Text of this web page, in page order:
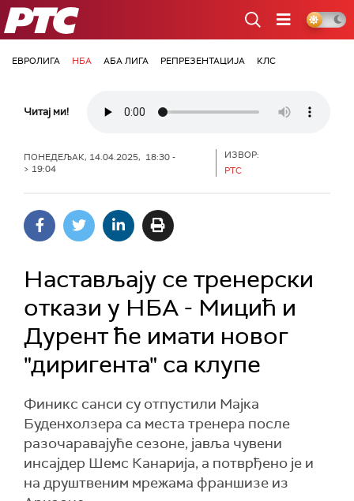
РТС
ЕВРОЛИГА НБА АБА ЛИГА РЕПРЕЗЕНТАЦИЈА КЛС
Читај ми!
ПОНЕДЕЉАК, 14.04.2025, 18:30 -
> 19:04
ИЗВОР:
РТС
Настављају се тренерски
откази у НБА - Мицић и
Дурент ће имати новог
"диригента" са клупе
Финикс санси су отпустили Мајка
Буденхолзера са места тренера пoсле
разочаравајуће сезоне, јавља чувени
инсајдер Шемс Канарија, а потврђено је и
на друштвеним мрежама франшизе из